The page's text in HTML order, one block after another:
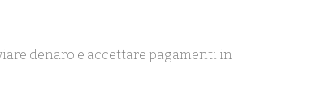
denaro e accettare pagamenti in